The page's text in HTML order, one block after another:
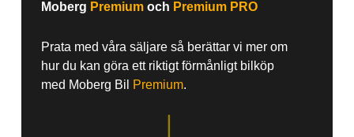
Moberg Premiumoch Premium PRO
Prata med våra säljare så berättar vi mer om
hur du kan göra ett riktigt förmånligt bilköp
med Moberg Bil
Premium.